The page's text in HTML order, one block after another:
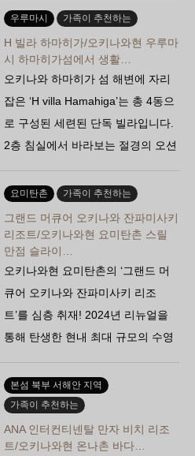
의…
우루마시 가족이 추천하는
H 빌라 하마히가/오키나와현 우루마
시 하마히가섬에서 생활…
오키나와 하마히가 섬 해변에 자리
잡은 ‘H villa Hamahiga’는 총 4동으
로 구성된 세련된 단독 빌라입니다.
2층 침실에서 바라보는 절경의 오션
뷰와 미니멀한 공간이 일상을…
요미탄촌 가족이 추천하는
그랜드 머큐어 오키나와 잔파미사키
리조트/오키나와현 요미탄촌 스릴
만점 슬라이…
오키나와현 요미탄촌의 ‘그랜드 머
큐어 오키나와 잔파미사키 리조
트’를 심층 취재! 2024년 리뉴얼을
통해 탄생한 현내 최대 규모의 수영
장과 스릴 넘치는 슬라이더, 호화로
운 올인클루시브…
본섬 북부 서해안 지역
가족이 추천하는
ANA 인터컨티넨탈 만자 비치 리조
트/오키나와현 온나촌 바다…